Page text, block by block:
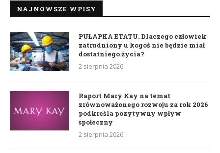
NAJNOWSZE WPISY
PUŁAPKA ETATU. Dlaczego człowiek
zatrudniony u kogoś nie będzie miał
dostatniego życia?
2 sierpnia 2026
Raport Mary Kay na temat
zrównoważonego rozwoju za rok 2026
podkreśla pozytywny wpływ
społeczny
2 sierpnia 2026